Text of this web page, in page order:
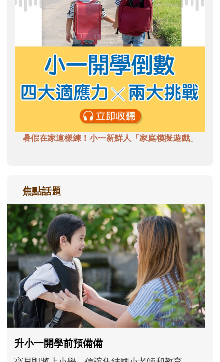
暑假在家這樣練！小一新鮮人「家庭模擬遊戲」
焦點話題
和孩子一起長大的那個男人│讀懂父親的
不同模樣